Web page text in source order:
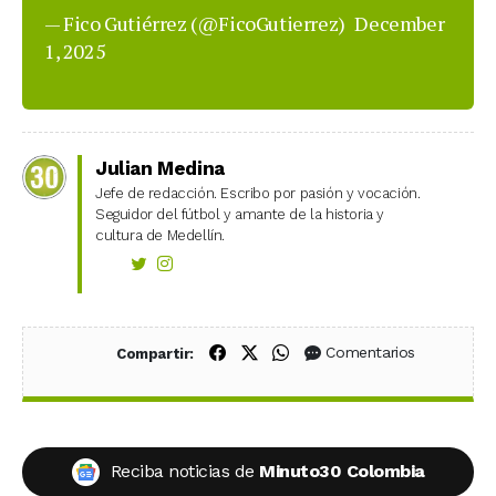
— Fico Gutiérrez (@FicoGutierrez) December
1, 2025
Julian Medina
Jefe de redacción. Escribo por pasión y vocación.
Seguidor del fútbol y amante de la historia y
cultura de Medellín.
Compartir: Compartir en Facebook
Compartir en X (Twitter)
Compartir en WhatsApp
Comentarios
Reciba noticias de Minuto30 Colombia